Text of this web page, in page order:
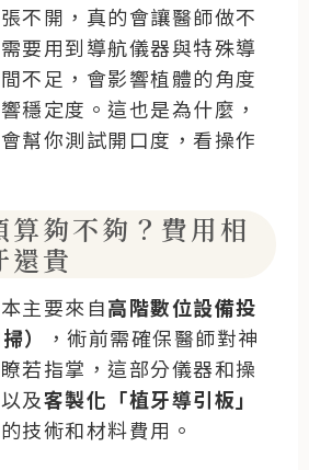
不開，真的會讓醫師做不
要用到導航儀器與特殊導
不足，會影響植體的角度
穩定度。這也是為什麼，
幫你測試開口度，看操作
算夠不夠？費用相
還貴
主要來自高階數位設備投
）
，術前需確保醫師對神
若指掌，這部分儀器和操
及客製化「植牙導引板」
技術和材料費用。